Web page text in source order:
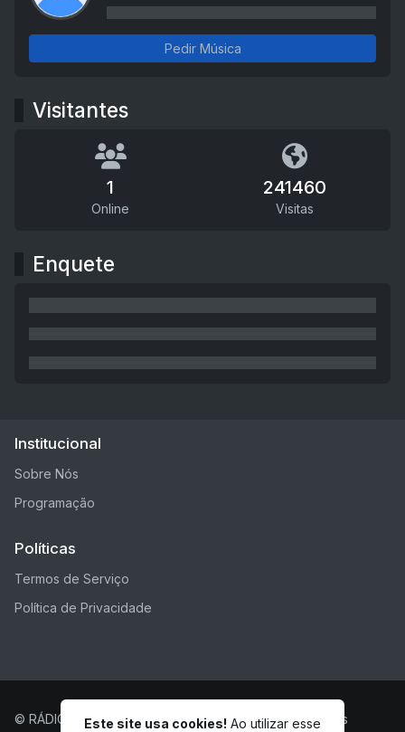
Pedir Música
Visitantes
1
Online
241460
Visitas
Enquete
Institucional
Sobre Nós
Programação
Políticas
Termos de Serviço
Política de Privacidade
© RÁDIO PROJETO EVANGELÍSTICO - Todos os direitos
Este site usa cookies! Ao utilizar esse